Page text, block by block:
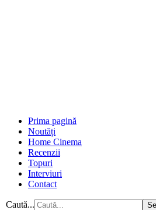
Prima pagină
Noutăți
Home Cinema
Recenzii
Topuri
Interviuri
Contact
Caută...